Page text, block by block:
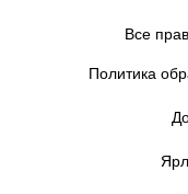
Все
Политика